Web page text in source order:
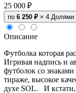
25 000 ₽
по 6 250 ₽ × 4 Долями
Описание
Футболка которая
Игривая надпись и
футболок со
тираже, высокое
духе SOL. И кстати,